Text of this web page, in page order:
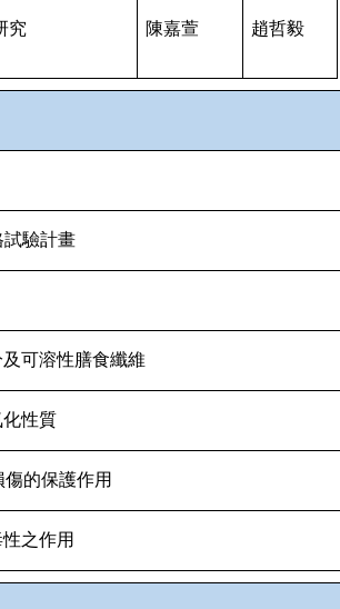
究 陳嘉萱 趙哲毅
試驗計畫
可溶性膳食纖維
性質
的保護作用
之作用